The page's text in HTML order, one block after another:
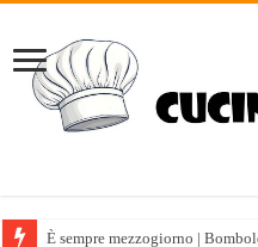
È sempre mezzogiorno |